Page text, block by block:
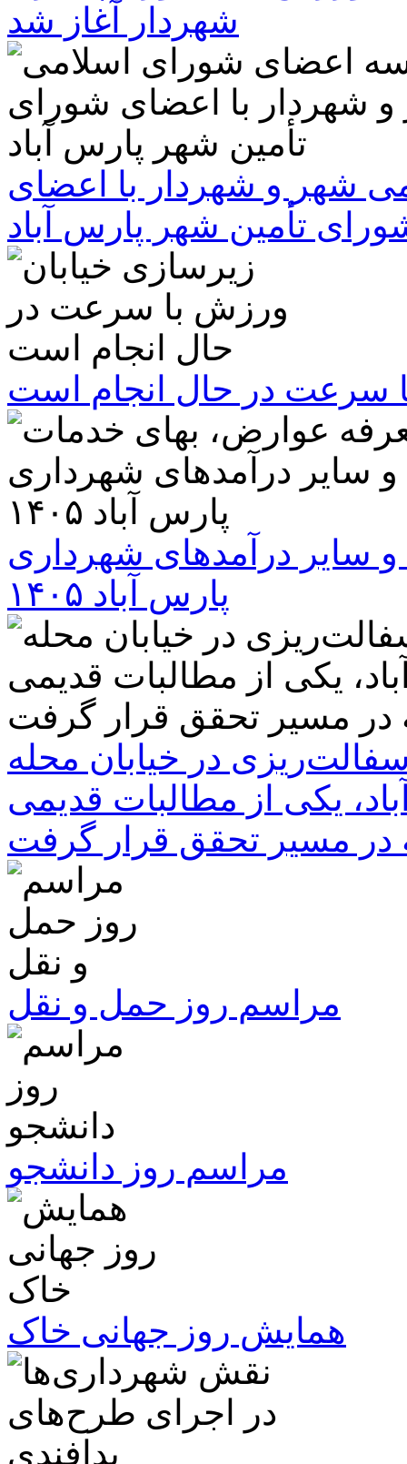
شهردار آغاز شد
شهر و شهردار با اعضای
تأمین شهر پارس آباد
سرعت در حال انجام است
سایر درآمدهای شهرداری
پارس آباد ۱۴۰۵
در خیابان محله
یکی از مطالبات قدیمی
در مسیر تحقق قرار گرفت
مراسم روز حمل و نقل
مراسم روز دانشجو
همایش روز جهانی خاک